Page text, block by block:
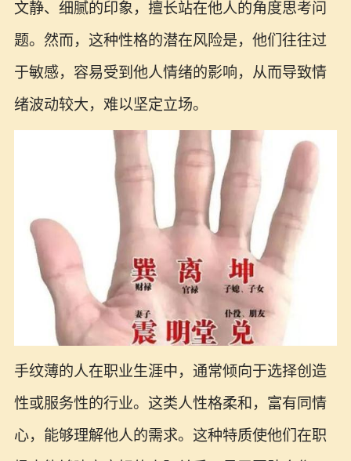
文静、细腻的印象，擅长站在他人的角度思考问
题。然而，这种性格的潜在风险是，他们往往过
于敏感，容易受到他人情绪的影响，从而导致情
绪波动较大，难以坚定立场。
手纹薄的人在职业生涯中，通常倾向于选择创造
性或服务性的行业。这类人性格柔和，富有同情
心，能够理解他人的需求。这种特质使他们在职